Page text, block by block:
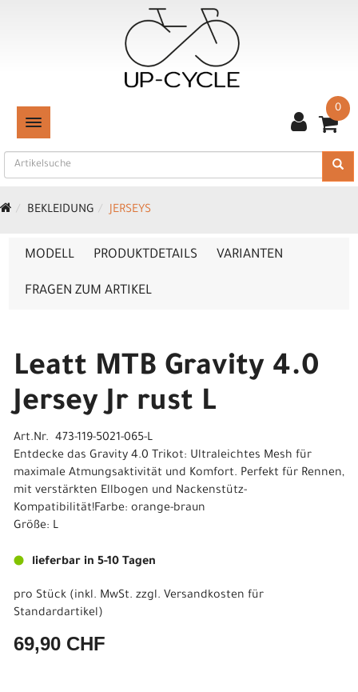
TOGGLE NAVIGATION
0
BEKLEIDUNG JERSEYS
MODELL PRODUKTDETAILS VARIANTEN
FRAGEN ZUM ARTIKEL
Leatt MTB Gravity 4.0
Jersey Jr rust L
Art.Nr. 473-119-5021-065-L
Entdecke das Gravity 4.0 Trikot: Ultraleichtes Mesh für
maximale Atmungsaktivität und Komfort. Perfekt für Rennen,
mit verstärkten Ellbogen und Nackenstütz-
Kompatibilität!Farbe: orange-braun
Größe: L
lieferbar in 5-10 Tagen
pro Stück (inkl. MwSt. zzgl. Versandkosten für
Standardartikel)
69,90 CHF